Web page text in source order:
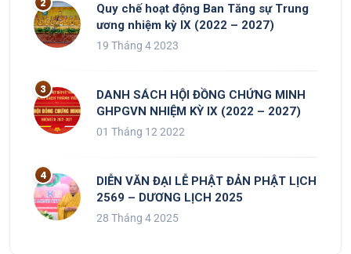
Quy chế hoạt động Ban Tăng sự Trung
ương nhiệm kỳ IX (2022 – 2027)
19 Tháng 4 2023
DANH SÁCH HỘI ĐỒNG CHỨNG MINH
GHPGVN NHIỆM KỲ IX (2022 – 2027)
01 Tháng 12 2022
DIỄN VĂN ĐẠI LỄ PHẬT ĐẢN PHẬT LỊCH
2569 – DƯƠNG LỊCH 2025
28 Tháng 4 2025